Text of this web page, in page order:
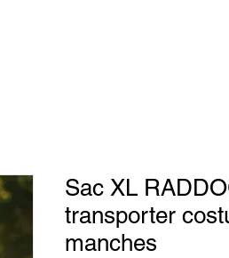
Sac XL
transporter
manches